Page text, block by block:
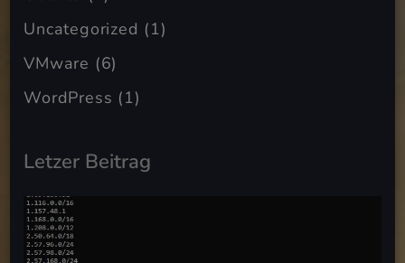
Uncategorized (1)
VMware (6)
WordPress (1)
Letzer Beitrag